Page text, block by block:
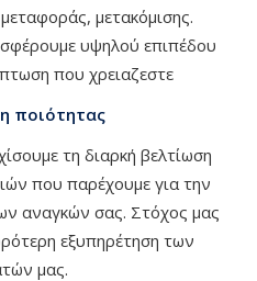
μετακόμισης.
υψηλού επιπέδου
που χρειαζεστε
ποιότητας
τη διαρκή βελτίωση
που παρέχουμε για την
αναγκών σας. Στόχος μας
εξυπηρέτηση των
μας.